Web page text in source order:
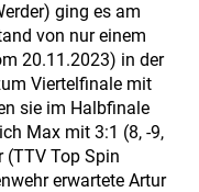
ging es am
von nur einem
20.11.2023) in der
Viertelfinale mit
sie im Halbfinale
Max mit 3:1 (8, -9,
(TTV Top Spin
erwartete Artur